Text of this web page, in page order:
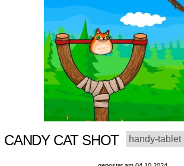
CANDY CAT SHOT handy-tablet